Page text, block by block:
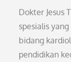
Dokter Jesus
spesialis
bidang
pendidikan